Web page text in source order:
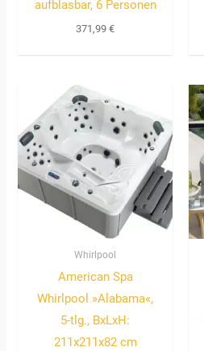
aufblasbar, 6 Personen
371,99€
Whirlpool
American Spa
Whirlpool »Alabama«,
5-tlg., BxLxH:
211x211x82 cm